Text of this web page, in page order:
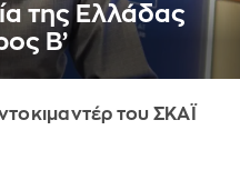
της Ελλάδας
Β’
του ΣΚΑΪ